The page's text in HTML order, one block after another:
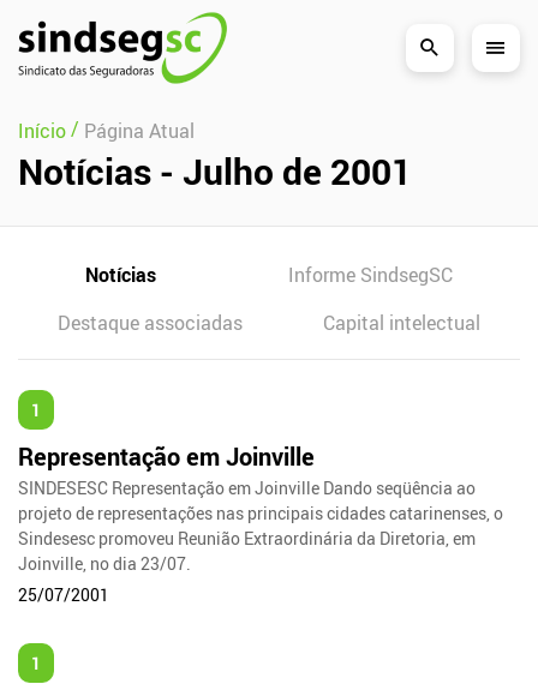
Pular Navegação (s)
Início/ Página Atual
Notícias - Julho de 2001
Notícias
Informe SindsegSC
Destaque associadas
Capital intelectual
1
Representação em Joinville
SINDESESC Representação em Joinville Dando seqüência ao
projeto de representações nas principais cidades catarinenses, o
Sindesesc promoveu Reunião Extraordinária da Diretoria, em
Joinville, no dia 23/07.
25/07/2001
1